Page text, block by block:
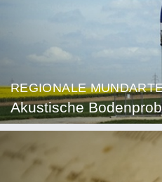
REGIONALE
Akustische